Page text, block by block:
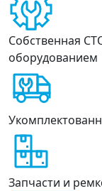
Собственная
оборудованием
Запчасти и